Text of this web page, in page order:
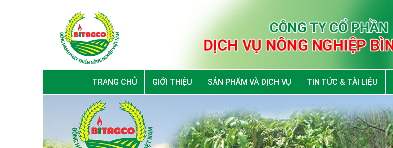
TRANG CHỦ GIỚI THIỆU SẢN PHẨM VÀ DỊCH VỤ TIN TỨC & TÀI LIỆU